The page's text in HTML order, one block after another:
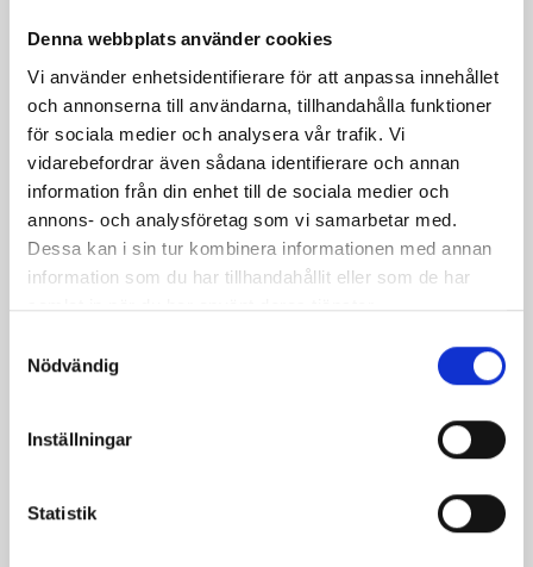
Denna webbplats använder cookies
Vi använder enhetsidentifierare för att anpassa innehållet
och annonserna till användarna, tillhandahålla funktioner
för sociala medier och analysera vår trafik. Vi
vidarebefordrar även sådana identifierare och annan
information från din enhet till de sociala medier och
annons- och analysföretag som vi samarbetar med.
Dessa kan i sin tur kombinera informationen med annan
information som du har tillhandahållit eller som de har
samlat in när du har använt deras tjänster.
Nödvändig
Inställningar
Statistik
Outdoor parking
Payment system
Parking disc
Select the payment option you prefer to learn more
Parking disc